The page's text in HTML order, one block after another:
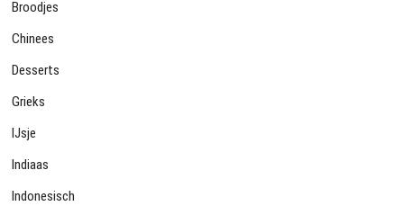
Broodjes
Chinees
Desserts
Grieks
IJsje
Indiaas
Indonesisch